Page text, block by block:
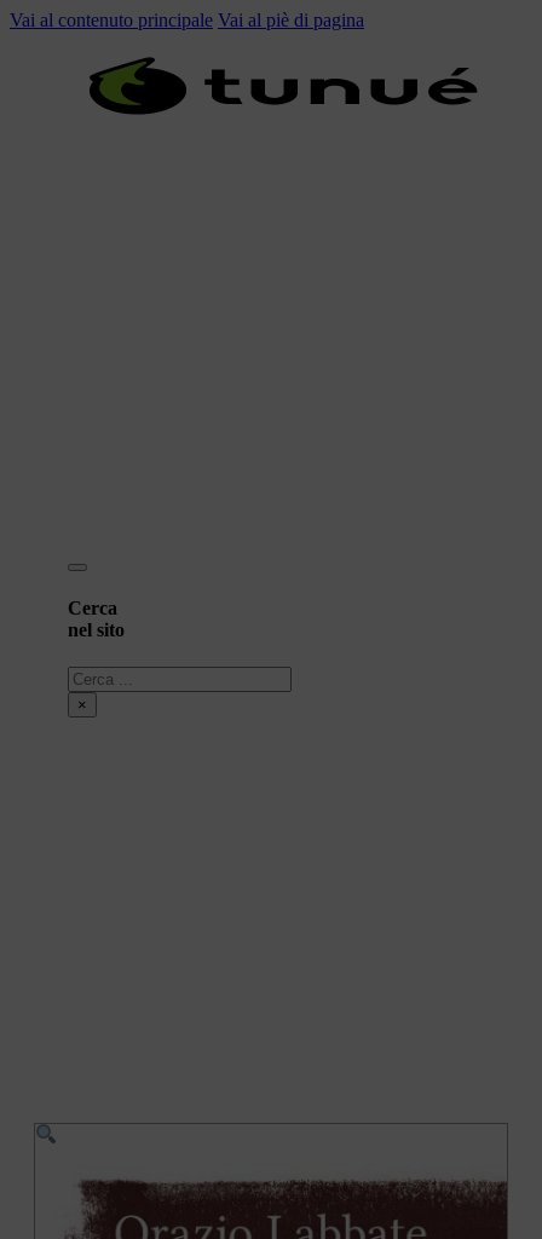
Vai al contenuto principale Vai al piè di pagina
Cerca
nel sito
Cerca
×